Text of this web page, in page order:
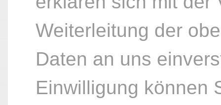
Weiterleitung der
Daten an uns
Einwilligung können